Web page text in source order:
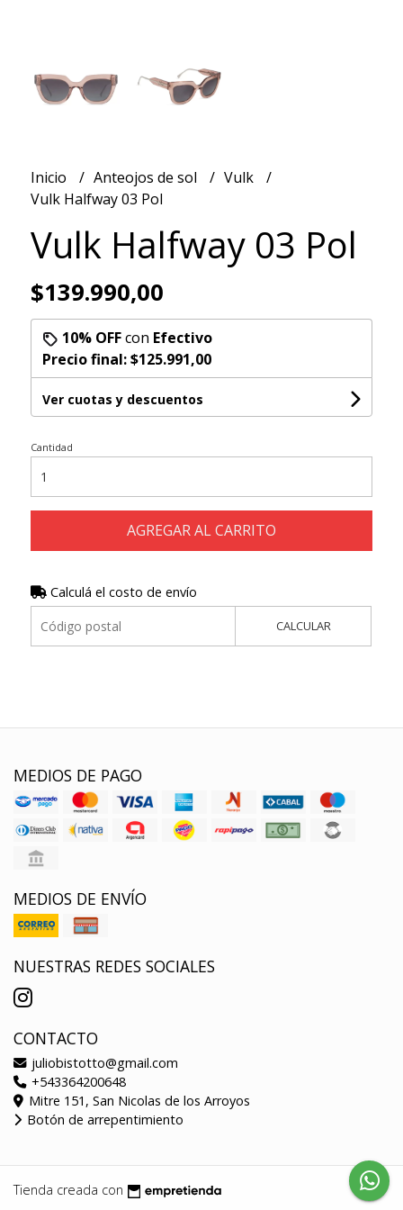
Inicio Anteojos de sol
Vulk
Vulk Halfway 03 Pol
Vulk Halfway 03 Pol
$139.990,00
10% OFFcon Efectivo
Precio final:$125.991,00
Ver cuotas y descuentos
Cantidad
AGREGAR AL CARRITO
Calculá el costo de envío
CALCULAR
MEDIOS DE PAGO
MEDIOS DE ENVÍO
NUESTRAS REDES SOCIALES
CONTACTO
juliobistotto@gmail.com
+543364200648
Mitre 151, San Nicolas de los Arroyos
Botón de arrepentimiento
Tienda creada con